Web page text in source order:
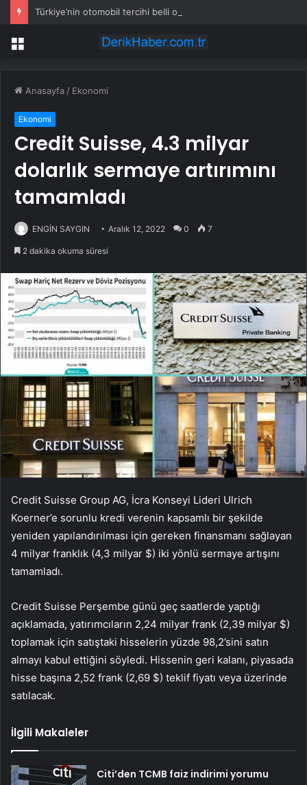
Türkiye’nin otomobil tercihi belli oldu
Menü
Anasayfa / Ekonomi
Ekonomi
Credit Suisse, 4.3 milyar
dolarlık sermaye artırımını
tamamladı
ENGİN SAYGIN Aralık 12, 2022 0 7
2 dakika okuma süresi
Credit Suisse Group AG, İcra Konseyi Lideri Ulrich
Koerner’e sorunlu kredi verenin kapsamlı bir şekilde
yeniden yapılandırılması için gereken finansmanı sağlayan
4 milyar franklık (4,3 milyar $) iki yönlü sermaye artışını
tamamladı.
Credit Suisse Perşembe günü geç saatlerde yaptığı
açıklamada, yatırımcıların 2,24 milyar frank (2,39 milyar $)
toplamak için satıştaki hisselerin yüzde 98,2’sini satın
almayı kabul ettiğini söyledi. Hissenin geri kalanı, piyasada
hisse başına 2,52 frank (2,69 $) teklif fiyatı veya üzerinde
satılacak.
İlgili Makaleler
Citi’den TCMB faiz indirimi yorumu